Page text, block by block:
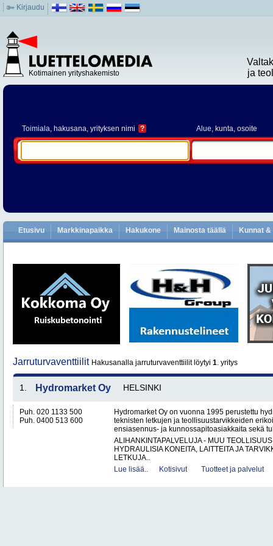
Kirjaudu
Kotimainen yrityshakemisto
ja
Toimiala, hakusana, yrityksen nimi ? Alue, kunta, osoite
Etusivu Markkinapaikka Hakukone Mainosta täällä Kunnat
Jarruturvaventtiilit Hakusanalla jarruturvaventtiilit löytyi 1. yritys
1. Hydromarket Oy HELSINKI
Puh. 020 1133 500
Puh. 0400 513 600
Hydromarket Oy on vuonna 1995 perustettu
teknisten letkujen ja teollisuustarvikkeiden
ensiasennus- ja kunnossapitoasiakkaita sekä
ALIHANKINTAPALVELUJA - MUU TEOLLISUUS
HYDRAULISIA KONEITA, LAITTEITA JA
LETKUJA..
Lue lisää..
Kotisivut Tuotteet ja palvelut